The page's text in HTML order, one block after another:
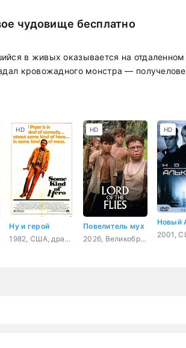
чудовище бесплатно
в живых оказывается на
кровожадного монстра —
Ну и герой
1982, США, драма, комедия, криминал, военный
HD
Повелитель мух
2026, Великобритания, триллер, драма
HD HD